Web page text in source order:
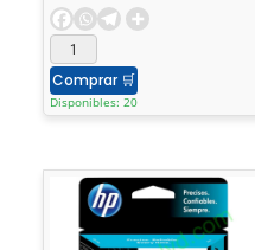
Comprar 🛒
Disponibles: 20